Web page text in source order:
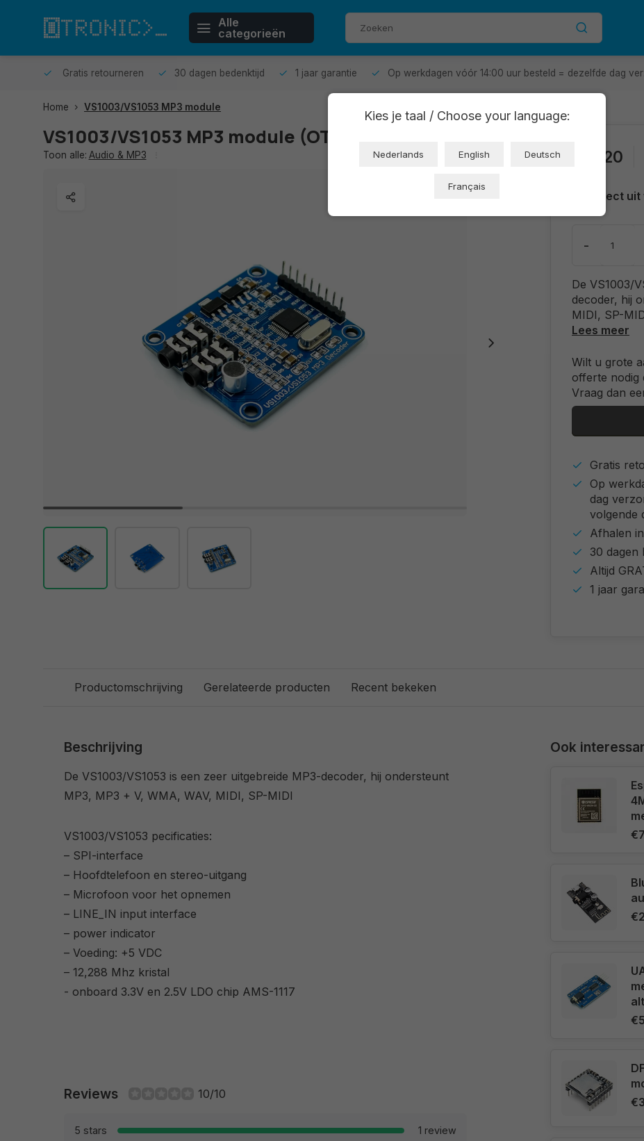
Alle
categorieën
Gratis retourneren 30 dagen bedenktijd 1 jaar garantie Op werkdagen vóór 14:00 uur besteld = dezelfde dag
Home VS1003/VS1053 MP3 module
VS1003/VS1053 MP3 module (OT2406-E42)
Toon alle: Audio & MP3 €12,20
Direct
-
De VS1003/
decoder, hij
MIDI, SP-
Lees meer
Wilt u grote
offerte nodig
Vraag dan
Gratis
Op
dag
volgende
Afhalen
30 dagen
Altijd
1 jaar
Productomschrijving Gerelateerde producten Recent bekeken
Beschrijving
De VS1003/VS1053 is een zeer uitgebreide MP3-decoder, hij ondersteunt
MP3, MP3 + V, WMA, WAV, MIDI, SP-MIDI
VS1003/VS1053 pecificaties:
– SPI-interface
– Hoofdtelefoon en stereo-uitgang
– Microfoon voor het opnemen
– LINE_IN input interface
– power indicator
– Voeding: +5 VDC
– 12,288 Mhz kristal
- onboard 3.3V en 2.5V LDO chip AMS-1117
Reviews 10/10
5 stars
1 review
Ook
Kies je taal / Choose your language:
Nederlands English Deutsch
Français